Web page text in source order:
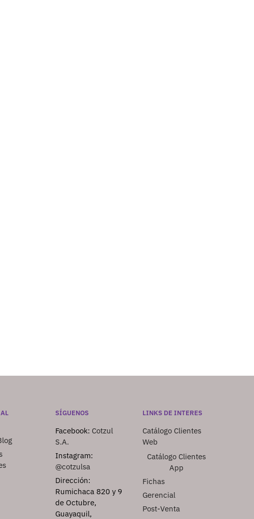
SÍGUENOS
Facebook: Cotzul
S.A.
Instagram:
@cotzulsa
Dirección:
Rumichaca 820 y 9
de Octubre,
Guayaquil,
LINKS DE INTERES
Catálogo Clientes
Web
Catálogo Clientes
App
Fichas
Gerencial
Post-Venta